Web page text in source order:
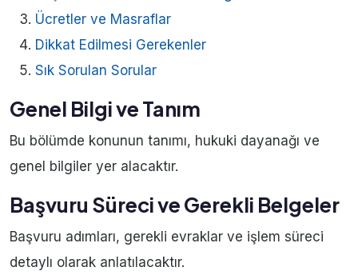
Ücretler ve Masraflar
Dikkat Edilmesi Gerekenler
Sık Sorulan Sorular
Genel Bilgi ve Tanım
Bu bölümde konunun tanımı, hukuki dayanağı ve
genel bilgiler yer alacaktır.
Başvuru Süreci ve Gerekli Belgeler
Başvuru adımları, gerekli evraklar ve işlem süreci
detaylı olarak anlatılacaktır.